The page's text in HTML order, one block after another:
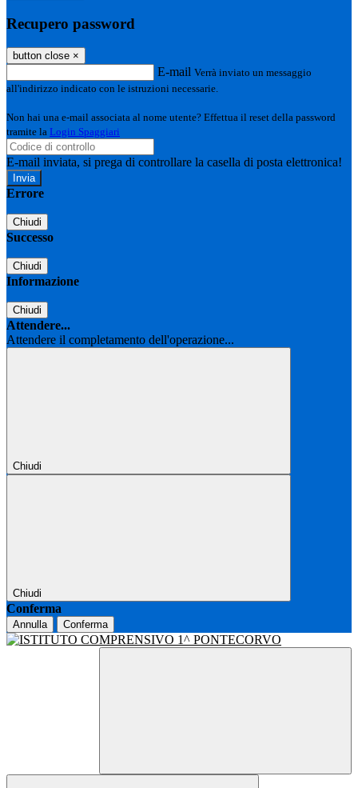
Recupero password
button close ×
E-mail Verrà inviato un messaggio
all'indirizzo indicato con le istruzioni necessarie.
Non hai una e-mail associata al nome utente? Effettua il reset della password
tramite la Login Spaggiari
E-mail inviata, si prega di controllare la casella di posta elettronica!
Errore
Chiudi
Successo
Chiudi
Informazione
Chiudi
Attendere...
Attendere il completamento dell'operazione...
Chiudi
Chiudi
Conferma
Annulla Conferma